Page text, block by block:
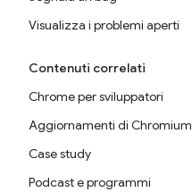
Visualizza i problemi aperti
Contenuti correlati
Chrome per sviluppatori
Aggiornamenti di Chromium
Case study
Podcast e programmi